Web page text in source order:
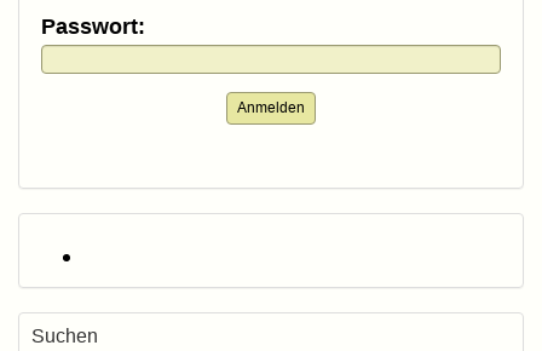
Passwort:
Anmelden
Suchen